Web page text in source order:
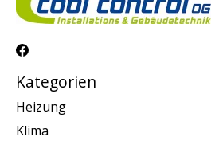
Kategorien
Heizung
Klima